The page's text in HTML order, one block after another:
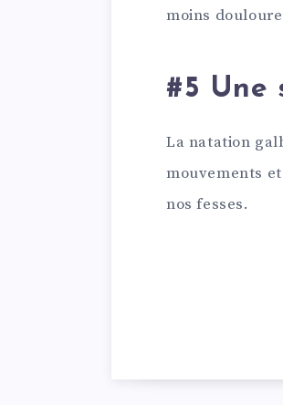
moins
#5 Une
La natation
mouvements
nos fesses.